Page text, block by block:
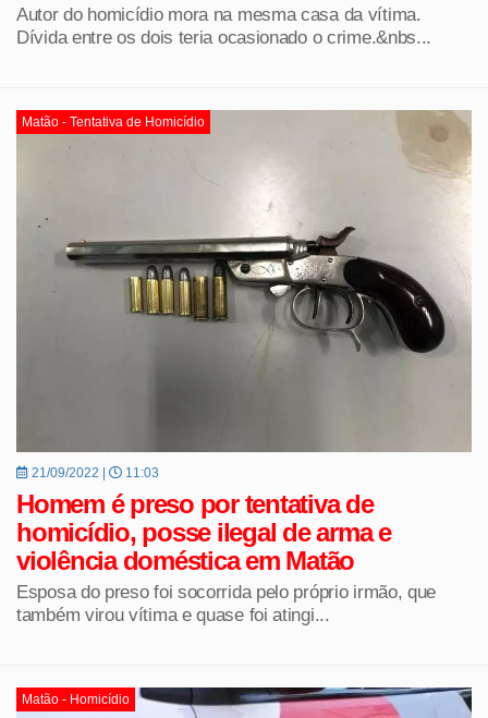
Autor do homicídio mora na mesma casa da vítima.
Dívida entre os dois teria ocasionado o crime.&nbs...
Matão - Tentativa de Homicídio
21/09/2022 | 11:03
Homem é preso por tentativa de
homicídio, posse ilegal de arma e
violência doméstica em Matão
Esposa do preso foi socorrida pelo próprio irmão, que
também virou vítima e quase foi atingi...
Matão - Homicídio